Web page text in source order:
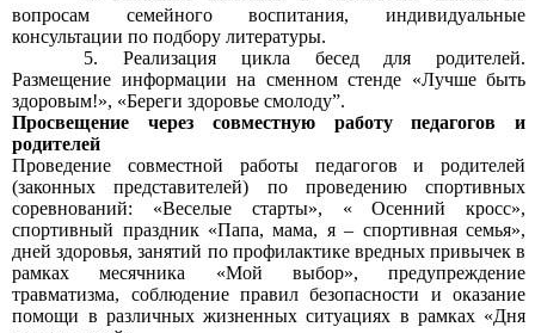
вопросам семейного воспитания, индивидуальные
консультации по подбору литературы.
Реализация цикла бесед для родителей.
Размещение информации на сменном стенде «Лучше быть
здоровым!», «Береги здоровье смолоду”.
Просвещение через совместную работу педагогов и
родителей
Проведение совместной работы педагогов и родителей
(законных представителей) по проведению спортивных
соревнований: «Веселые старты», « Осенний кросс»,
спортивный праздник «Папа, мама, я – спортивная семья»,
дней здоровья, занятий по профилактике вредных привычек в
рамках месячника «Мой выбор», предупреждение
травматизма, соблюдение правил безопасности и оказание
помощи в различных жизненных ситуациях в рамках «Дня